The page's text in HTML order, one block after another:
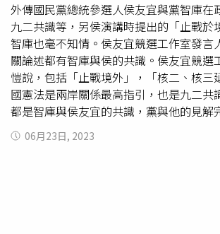
外傳國民黨總統參選人侯友宜與黨智庫在
九二共識等，另侯演講時提出的「止戰於
智庫也毫不知情。侯友宜競選工作室發言
關論述都有智庫與侯的共識。侯友宜競選
愷說，包括「止戰境外」，「核二、核三
國憲法是兩岸關係最高指引，也是九二共
都是智庫與侯友宜的共識，黨與他的見解
所謂對接不順的事。呂家愷強調，自這個
後，非常感謝國民黨智庫的協助，提供各
06月23日, 2023